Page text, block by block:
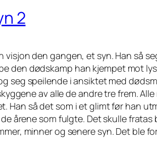
2
visjon den gangen, et syn. Han så
den dødskamp han kjempet mot
seg speilende i ansiktet med
av alle de andre tre frem.
Han så det som i et glimt før han
de årene som fulgte. Det skulle
minner og senere syn. Det ble